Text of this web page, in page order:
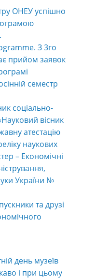
ОНЕУ успішно
З 3го
прийом заявок
семестр
соціально-
вісник
атестацію
наукових
– Економічні
України №
та друзі
день музеїв
і при цьому